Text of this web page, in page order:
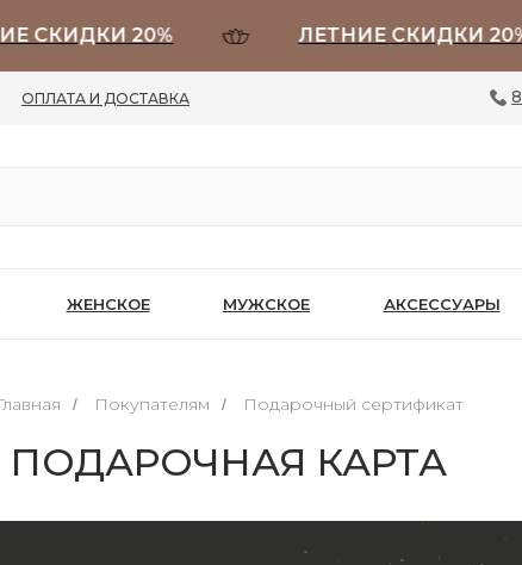
СКИДКИ 20% ЛЕТНИЕ СКИДКИ 20%
ОПЛАТА И ДОСТАВКА
ЖЕНСКОЕ МУЖСКОЕ АКСЕССУАРЫ
/ Покупателям / Подарочный сертификат
ПОДАРОЧНАЯ КАРТА